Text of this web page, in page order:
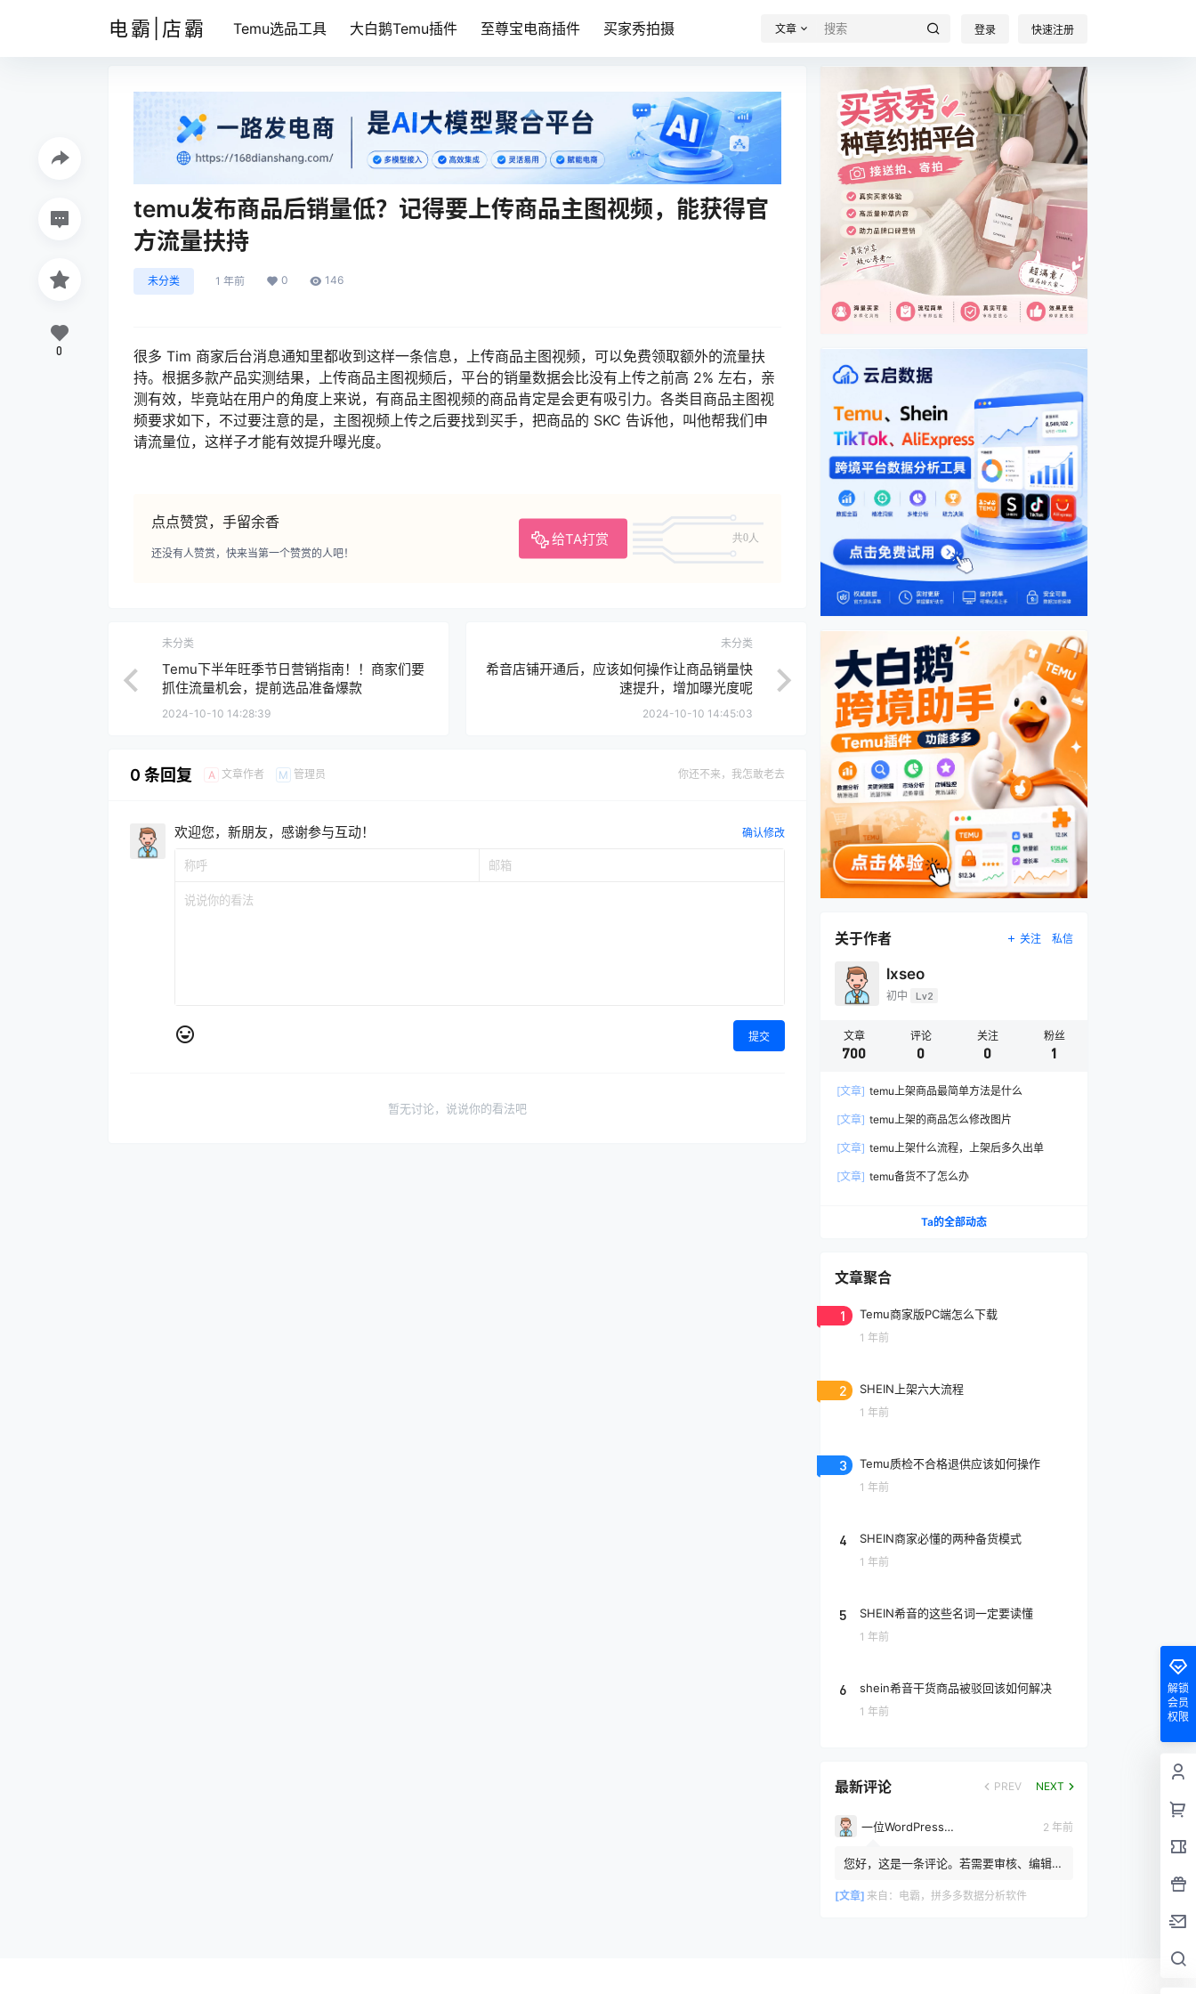
电霸|店霸 Temu选品工具 大白鹅Temu插件 至尊宝电商插件 买家秀拍摄 文章 登录 快速注册
temu发布商品后销量低？记得要上传商品主图视频，能获得官
方流量扶持
未分类 1 年前 0 146
很多 Tim 商家后台消息通知里都收到这样一条信息，上传商品主图视频，可以免费领取额外的流量扶
持。根据多款产品实测结果，上传商品主图视频后，平台的销量数据会比没有上传之前高 2% 左右，亲
测有效，毕竟站在用户的角度上来说，有商品主图视频的商品肯定是会更有吸引力。各类目商品主图视
频要求如下，不过要注意的是，主图视频上传之后要找到买手，把商品的 SKC 告诉他，叫他帮我们申
请流量位，这样子才能有效提升曝光度。
点点赞赏，手留余香
给TA打赏 共0人
还没有人赞赏，快来当第一个赞赏的人吧！
0
未分类
Temu下半年旺季节日营销指南！！商家们要
抓住流量机会，提前选品准备爆款
2024-10-10 14:28:39
未分类
希音店铺开通后，应该如何操作让商品销量快
速提升，增加曝光度呢
2024-10-10 14:45:03
0 条回复 A 文章作者 M 管理员 你还不来，我怎敢老去
欢迎您，新朋友，感谢参与互动！ 确认修改
提交
暂无讨论，说说你的看法吧
关于作者 关注 私信
lxseo
初中 Lv2
文章
700
评论
0
关注
0
粉丝
1
[文章] temu上架商品最简单方法是什么
[文章] temu上架的商品怎么修改图片
[文章] temu上架什么流程，上架后多久出单
[文章] temu备货不了怎么办
Ta的全部动态
文章聚合
1 Temu商家版PC端怎么下载
1 年前
2 SHEIN上架六大流程
1 年前
3 Temu质检不合格退供应该如何操作
1 年前
4 SHEIN商家必懂的两种备货模式
1 年前
5 SHEIN希音的这些名词一定要读懂
1 年前
6 shein希音干货商品被驳回该如何解决
1 年前
最新评论 PREV NEXT
一位WordPress评论者 2 年前
您好，这是一条评论。若需要审核、编辑或
者头像来自 Gravatar。
[文章] 来自： 电霸，拼多多数据分析软件
解锁
会员
权限